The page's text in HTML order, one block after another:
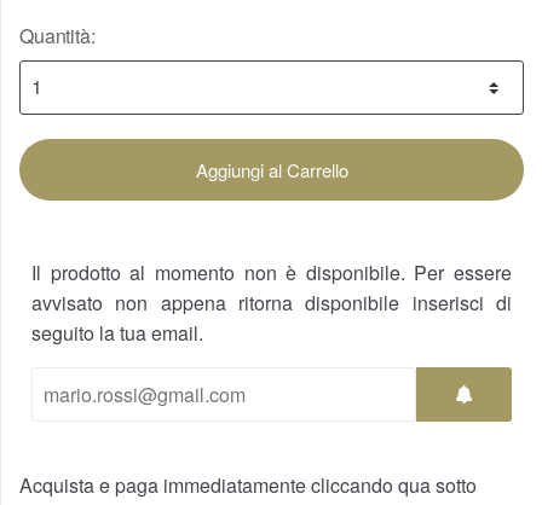
Quantità:
Aggiungi al Carrello
Il prodotto al momento non è disponibile. Per essere
avvisato non appena ritorna disponibile inserisci di
seguito la tua email.
Acquista e paga immediatamente cliccando qua sotto